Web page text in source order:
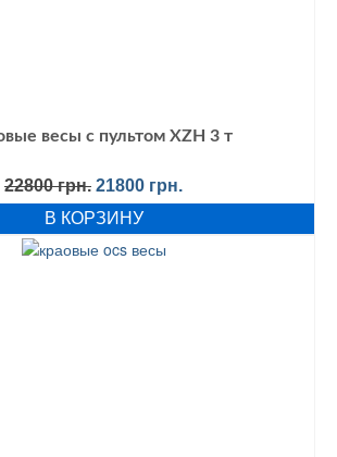
весы с пультом XZH 3 т
22800грн. Первоначальная
цена
составляла
22800 грн..
21800 грн.
цена:
В КОРЗИНУ